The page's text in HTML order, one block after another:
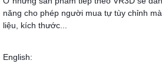
năng cho phép người mua tự tùy chỉnh
liệu, kích thước...
English: